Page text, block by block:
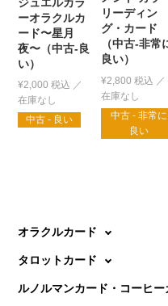
ーオラクルカ
ード〜星月
夜〜（中古-良
い）
¥2,000 税込
中古 - 良い
リーディン
グ・カード
（中古-非常
良い）
¥2,800 税込
中古 - 非常に
良い
オラクルカード
タロットカード
ルノルマンカード・コーヒー